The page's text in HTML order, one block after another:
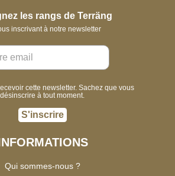
les rangs de Terräng
inscrivant à notre newsletter
cette newsletter. Sachez que vous
à tout moment.
S'inscrire
Qui sommes-nous ?